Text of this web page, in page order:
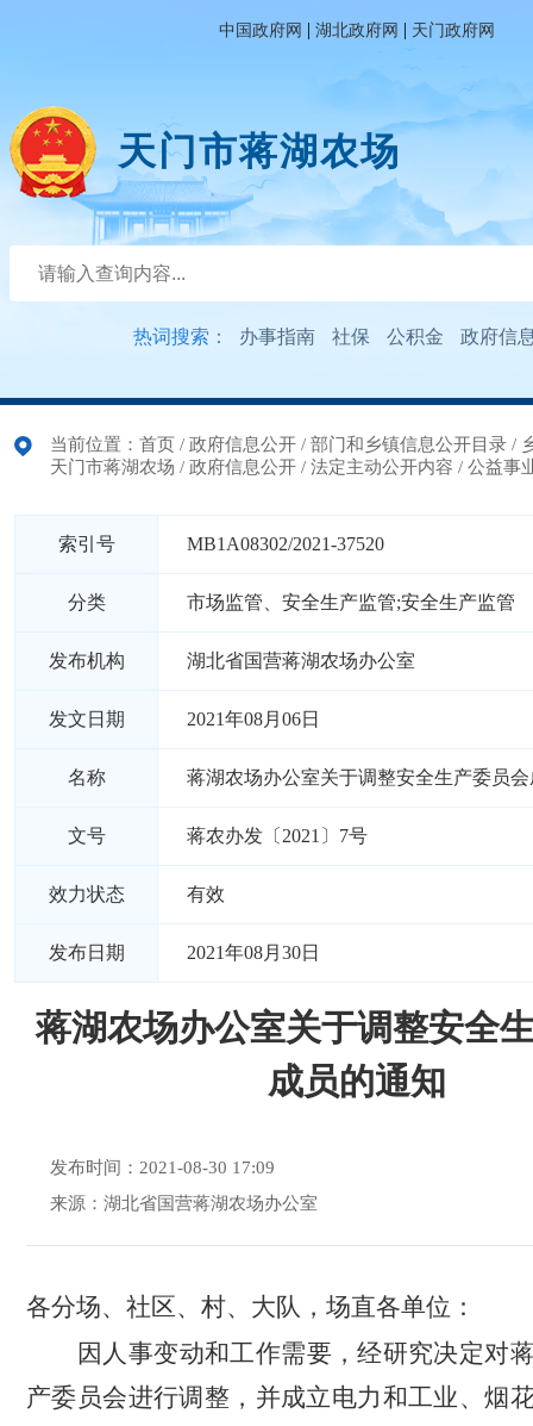
中国政府网 | 湖北政府网 | 天门政府网
天门市蒋湖农场
热词搜索： 办事指南 社保 公积金 政府信
当前位置： 首页 / 政府信息公开 / 部门和乡镇信息公开目录 /
天门市蒋湖农场 / 政府信息公开 / 法定主动公开内容 / 公益事
索引号 MB1A08302/2021-37520
分类 市场监管、安全生产监管;安全生产监管
发布机构 湖北省国营蒋湖农场办公室
发文日期 2021年08月06日
名称 蒋湖农场办公室关于调整安全生产委员
文号 蒋农办发〔2021〕7号
效力状态 有效
发布日期 2021年08月30日
蒋湖农场办公室关于调整安全
成员的通知
发布时间：2021-08-30 17:09
来源：湖北省国营蒋湖农场办公室
各分场、 社区、村、大队 ， 场直各单位：
因人事变动和工作需要，经研究决定对
产委员会进行调整，并成立电力和工业、烟